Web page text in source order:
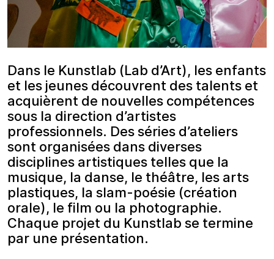
Dans le Kunstlab (Lab d’Art), les enfants
et les jeunes découvrent des talents et
acquièrent de nouvelles compétences
sous la direction d’artistes
professionnels. Des séries d’ateliers
sont organisées dans diverses
disciplines artistiques telles que la
musique, la danse, le théâtre, les arts
plastiques, la slam-poésie (création
orale), le film ou la photographie.
Chaque projet du Kunstlab se termine
par une présentation.